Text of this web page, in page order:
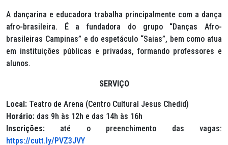
A dançarina e educadora trabalha principalmente com a dança
afro-brasileira. É a fundadora do grupo “Danças Afro-
brasileiras Campinas” e do espetáculo “Saias”, bem como atua
em instituições públicas e privadas, formando professores e
alunos.
SERVIÇO
Local: Teatro de Arena (Centro Cultural Jesus Chedid)
Horário: das 9h às 12h e das 14h às 16h
Inscrições: até o preenchimento das vagas:
https://cutt.ly/PVZ3JVY